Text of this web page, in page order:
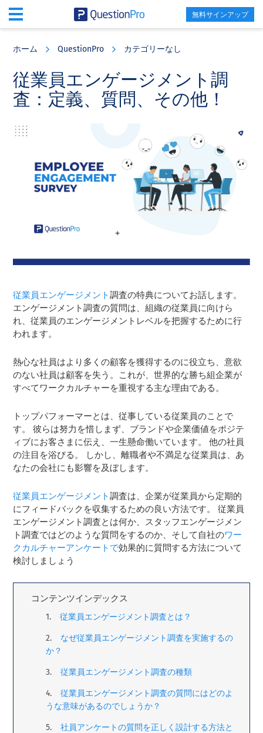
content
sidebar
無料サインアップ
ホーム QuestionPro カテゴリーなし
従業員エンゲージメント調
査：定義、質問、その他！
従業員エンゲージメント調査の特典についてお話します。
エンゲージメント調査の質問は、組織の従業員に向けら
れ、従業員のエンゲージメントレベルを把握するために行
われます。
熱心な社員はより多くの顧客を獲得するのに役立ち、意欲
のない社員は顧客を失う。これが、世界的な勝ち組企業が
すべてワークカルチャーを重視する主な理由である。
トップパフォーマーとは、従事している従業員のことで
す。 彼らは努力を惜しまず、ブランドや企業価値をポジテ
ィブにお客さまに伝え、一生懸命働いています。 他の社員
の注目を浴びる。 しかし、離職者や不満足な従業員は、あ
なたの会社にも影響を及ぼします。
従業員エンゲージメント調査は、企業が従業員から定期的
にフィードバックを収集するための良い方法です。 従業員
エンゲージメント調査とは何か、スタッフエンゲージメン
ト調査ではどのような質問をするのか、そして自社のワー
クカルチャーアンケートで効果的に質問する方法について
検討しましょう
コンテンツインデックス
従業員エンゲージメント調査とは？
なぜ従業員エンゲージメント調査を実施するの
か？
従業員エンゲージメント調査の種類
従業員エンゲージメント調査の質問にはどのよ
うな意味があるのでしょうか？
社員アンケートの質問を正しく設計する方法と